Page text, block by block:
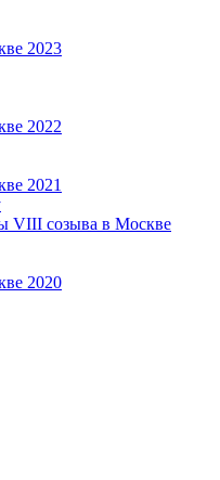
2023
2022
2021
VIII созыва в Москве
2020